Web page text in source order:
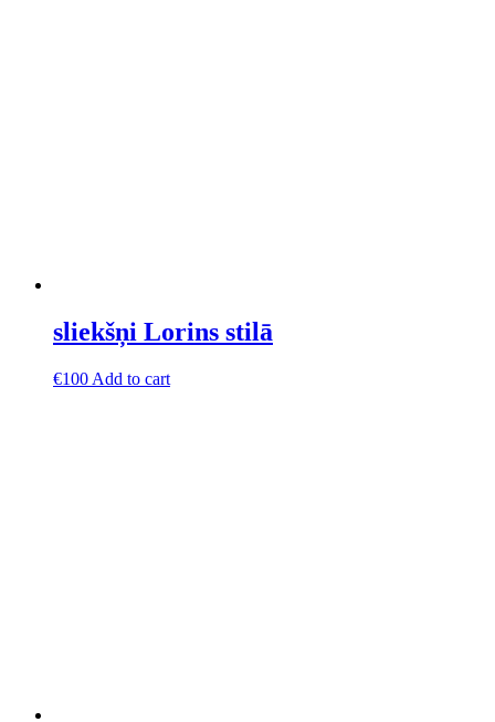
sliekšņi Lorins stilā
€100 Add to cart